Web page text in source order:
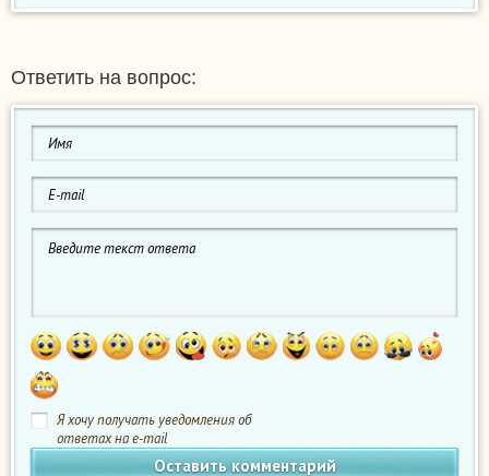
Ответить на вопрос:
Я хочу получать уведомления об
ответах на e-mail